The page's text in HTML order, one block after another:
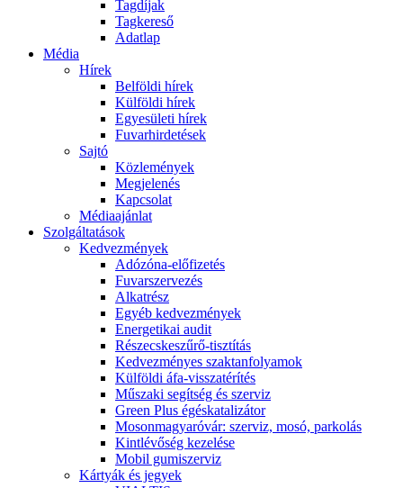
Tagdíjak
Tagkereső
Adatlap
Média
Hírek
Belföldi hírek
Külföldi hírek
Egyesületi hírek
Fuvarhirdetések
Sajtó
Közlemények
Megjelenés
Kapcsolat
Médiaajánlat
Szolgáltatások
Kedvezmények
Adózóna-előfizetés
Fuvarszervezés
Alkatrész
Egyéb kedvezmények
Energetikai audit
Részecskeszűrő-tisztítás
Kedvezményes szaktanfolyamok
Külföldi áfa-visszatérítés
Műszaki segítség és szerviz
Green Plus égéskatalizátor
Mosonmagyaróvár: szerviz, mosó, parkolás
Kintlévőség kezelése
Mobil gumiszerviz
Kártyák és jegyek